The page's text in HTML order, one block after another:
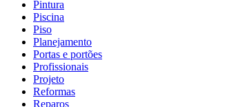
Pintura
Piscina
Piso
Planejamento
Portas e portões
Profissionais
Projeto
Reformas
Reparos